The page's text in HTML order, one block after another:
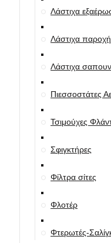
Λάστιχα
Λάστιχα
Λάστιχα
Πιεσσοστάτες
Τσιμούχες
Σφιγκτήρες
Φίλτρα σίτες
Φλοτέρ
Φτερωτές-